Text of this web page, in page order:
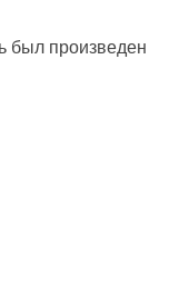
был произведен